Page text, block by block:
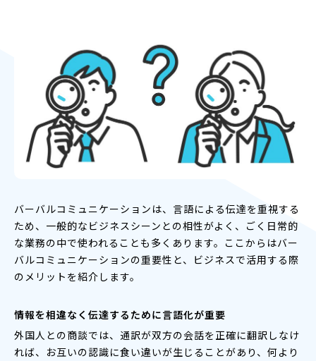
バーバルコミュニケーションは、言語による伝達を重視する
ため、一般的なビジネスシーンとの相性がよく、ごく日常的
な業務の中で使われることも多くあります。ここからはバー
バルコミュニケーションの重要性と、ビジネスで活用する際
のメリットを紹介します。
情報を相違なく伝達するために言語化が重要
外国人との商談では、通訳が双方の会話を正確に翻訳しなけ
れば、お互いの認識に食い違いが生じることがあり、何より